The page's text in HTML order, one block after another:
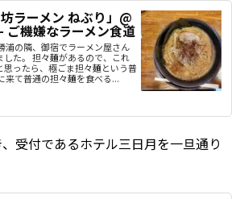
ラーメン ねぶり」@
機嫌なラーメン食道
の隣、御宿でラーメン屋さん
た。 担々麺があるので、これ
思ったら、極ごま担々麺という普
来て普通の担々麺を食べる...
受付であるホテル三日月を一旦通り